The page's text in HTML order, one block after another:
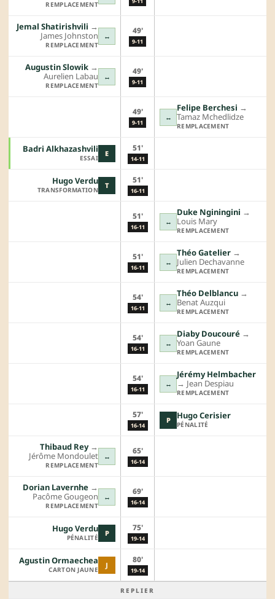
REMPLACEMENT
↔
Jemal Shatirishvili →︎
James Johnston
REMPLACEMENT
49'
9-11
↔
Augustin Slowik →︎
Aurelien Labau
REMPLACEMENT
49'
9-11
49'
9-11
↔
Felipe Berchesi →︎
Tamaz Mchedlidze
REMPLACEMENT
E
Badri Alkhazashvili
ESSAI
51'
14-11
T
Hugo Verdu
TRANSFORMATION
51'
16-11
51'
16-11
↔
Duke Nginingini →︎
Louis Mary
REMPLACEMENT
51'
16-11
↔
Théo Gatelier →︎
Julien Dechavanne
REMPLACEMENT
54'
16-11
↔
Théo Delblancu →︎
Benat Auzqui
REMPLACEMENT
54'
16-11
↔
Diaby Doucouré →︎
Yoan Gaune
REMPLACEMENT
54'
16-11
↔
Jérémy Helmbacher
→︎ Jean Despiau
REMPLACEMENT
57'
16-14
P Hugo Cerisier
PÉNALITÉ
↔
Thibaud Rey→︎
Jérôme Mondoulet
REMPLACEMENT
65'
16-14
↔
Dorian Lavernhe →︎
Pacôme Gougeon
REMPLACEMENT
69'
16-14
P
Hugo Verdu
PÉNALITÉ
75'
19-14
J
Agustin Ormaechea
CARTON JAUNE
80'
19-14
REPLIER